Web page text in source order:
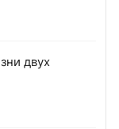
двух